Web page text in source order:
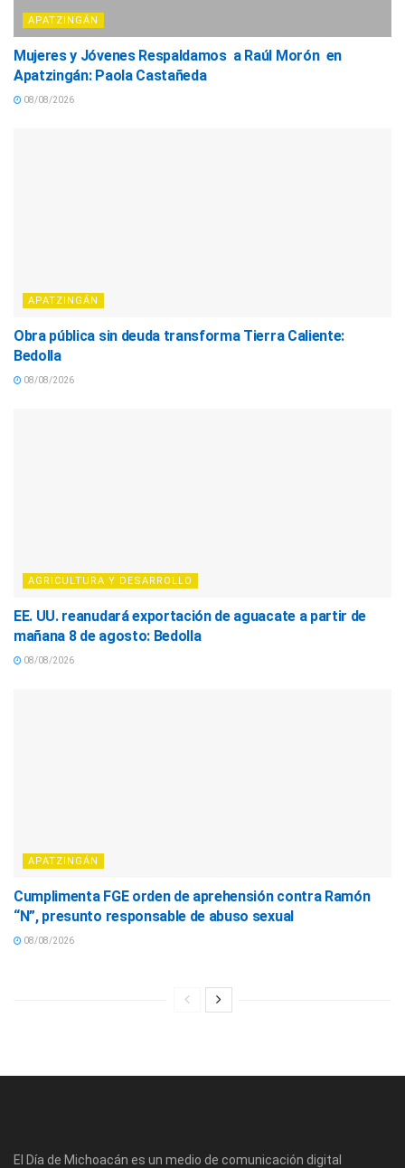
APATZINGÁN
Mujeres y Jóvenes Respaldamos a Raúl Morón en
Apatzingán: Paola Castañeda
08/08/2026
APATZINGÁN
Obra pública sin deuda transforma Tierra Caliente:
Bedolla
08/08/2026
AGRICULTURA Y DESARROLLO
EE. UU. reanudará exportación de aguacate a partir de
mañana 8 de agosto: Bedolla
08/08/2026
APATZINGÁN
Cumplimenta FGE orden de aprehensión contra Ramón
“N”, presunto responsable de abuso sexual
08/08/2026
El Día de Michoacán es un medio de comunicación digital